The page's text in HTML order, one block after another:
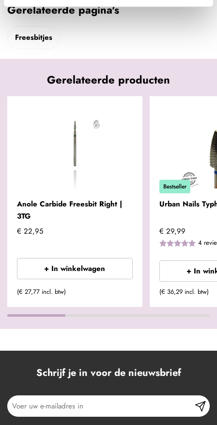
Gerelateerde pagina's
Freesbitjes
Gerelateerde producten
Anole Carbide Freesbit Right |
3TG
€ 22,95
+ In winkelwagen
(€ 27,77 incl. btw)
Bestseller
Urban Nails
€ 29,99
4
+ In
(€ 36,29 incl. btw)
Schrijf je in voor de nieuwsbrief